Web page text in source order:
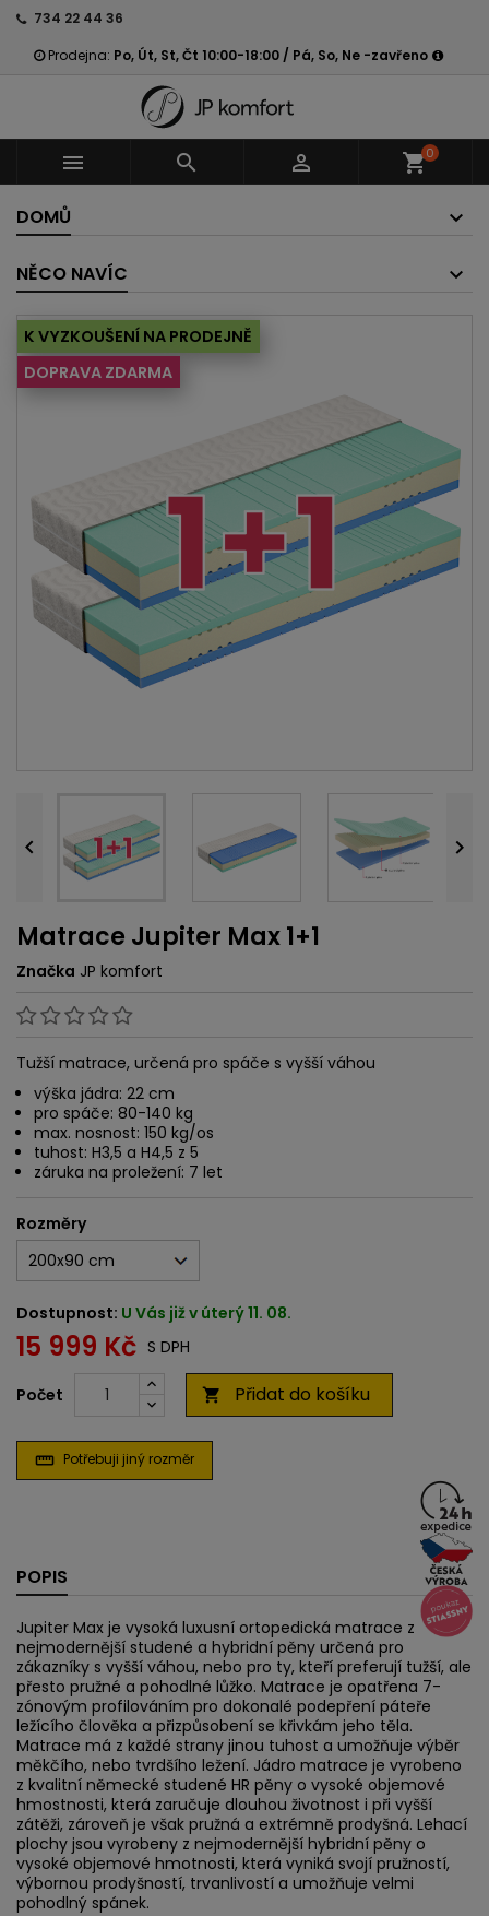
734 22 44 36
Prodejna: Po, Út, St, Čt 10:00-18:00 / Pá, So, Ne -zavřeno
   shopping_cart0
DOMŮ
NĚCO NAVÍC
K VYZKOUŠENÍ NA PRODEJNĚ
DOPRAVA ZDARMA
 
Matrace Jupiter Max 1+1
Značka JP komfort
Tužší matrace, určená pro spáče s vyšší váhou
výška jádra: 22 cm
pro spáče: 80-140 kg
max. nosnost: 150 kg/os
tuhost: H3,5 a H4,5 z 5
záruka na proležení: 7 let
Rozměry
Dostupnost: U Vás již v úterý 11. 08.
15 999 Kč S DPH
Počet  Přidat do košíku
straighten Potřebuji jiný rozměr
POPIS
Jupiter Max je vysoká luxusní ortopedická matrace z
nejmodernější studené a hybridní pěny určená pro
zákazníky s vyšší váhou, nebo pro ty, kteří preferují tužší, ale
přesto pružné a pohodlné lůžko. Matrace je opatřena 7-
zónovým profilováním pro dokonalé podepření páteře
ležícího člověka a přizpůsobení se křivkám jeho těla.
Matrace má z každé strany jinou tuhost a umožňuje výběr
měkčího, nebo tvrdšího ležení. Jádro matrace je vyrobeno
z kvalitní německé studené HR pěny o vysoké objemové
hmostnosti, která zaručuje dlouhou životnost i při vyšší
zátěži, zároveň je však pružná a extrémně prodyšná. Lehací
plochy jsou vyrobeny z nejmodernější hybridní pěny o
vysoké objemové hmotnosti, která vyniká svojí pružností,
výbornou prodyšností, trvanlivostí a umožňuje velmi
pohodlný spánek.